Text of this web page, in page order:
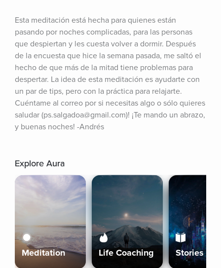
Esta meditación está hecha para quienes están
pasando por noches complicadas, para las personas
que despiertan y les cuesta volver a dormir. Después
de la encuesta que hice la semana pasada, me saltó el
hecho de que más de la mitad tiene problemas para
despertar. La idea de esta meditación es ayudarte con
un par de tips, pero con la práctica para relajarte.
Cuéntame al correo por si necesitas algo o sólo quieres
saludar (ps.salgadoa@gmail.com)! ¡Te mando un abrazo,
y buenas noches! -Andrés
Explore Aura
Meditation Life Coaching Stories